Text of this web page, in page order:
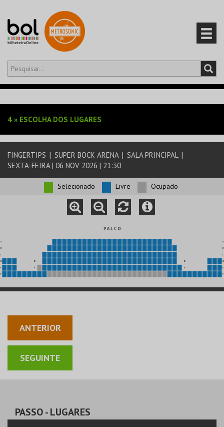
Olá,iniciar sessão
EVENTOS
CARTÕES
4 » ESCOLHA DOS LUGARES
FINGERTIPS | SUPER BOCK ARENA | SALA PRINCIPAL |
SEXTA-FEIRA | 06 NOV 2026 | 21:30
Selecionado Livre Ocupado
P A L C O
A A
B B
C C
D D D D
E E E E
F F
ANTERIOR
PASSO- LUGARES